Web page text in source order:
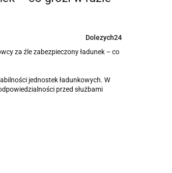
Dolezych24
jednostek ładunkowych. W
przed służbami